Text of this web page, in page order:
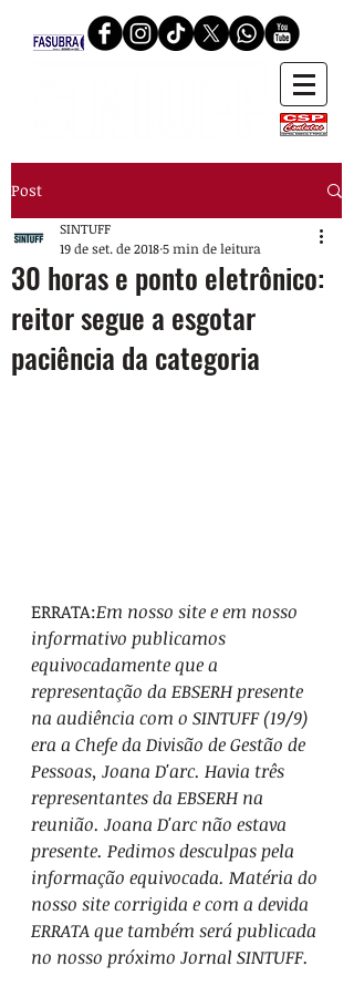
Post
30 horas e ponto eletrônico:
reitor segue a esgotar
paciência da categoria
SINTUFF
19 de set. de 20185 min de leitura
ERRATA:Em nosso site e em nosso
informativo publicamos
equivocadamente que a
representação da EBSERH presente
na audiência com o SINTUFF (19/9)
era a Chefe da Divisão de Gestão de
Pessoas, Joana D'arc. Havia três
representantes da EBSERH na
reunião. Joana D'arc não estava
presente. Pedimos desculpas pela
informação equivocada. Matéria do
nosso site corrigida e com a devida
ERRATA que também será publicada
no nosso próximo Jornal SINTUFF.